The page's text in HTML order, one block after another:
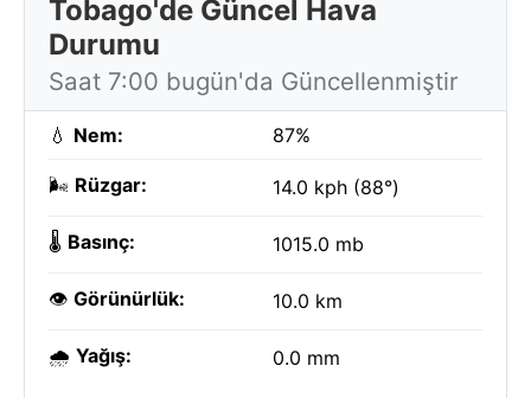
Tobago'de Güncel Hava
Durumu
Saat 7:00 bugün'da Güncellenmiştir
💧 Nem: 87%
🌬️ Rüzgar: 14.0 kph (88°)
🌡️ Basınç: 1015.0 mb
👁️ Görünürlük: 10.0 km
🌧️ Yağış: 0.0 mm